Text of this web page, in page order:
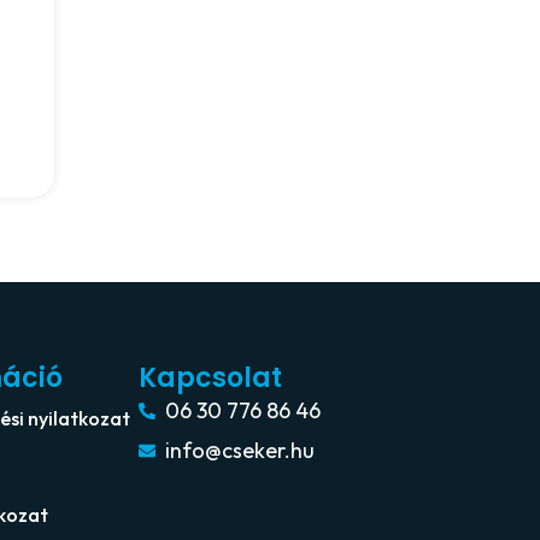
nyilatkozat
Kapcsolat
06 30 776 86 46
info@cseker.hu